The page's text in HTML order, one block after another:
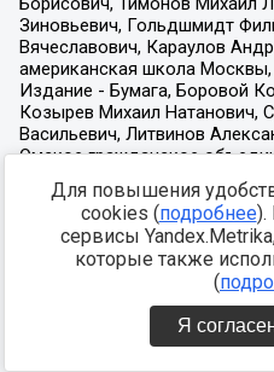
Для повышения
cookies (подробнее).
сервисы
которые также
(
Я